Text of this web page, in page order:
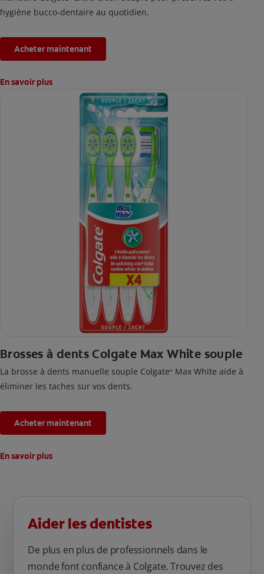
hygiène bucco-dentaire au quotidien.
Acheter maintenant
En savoir plus
Brosses à dents Colgate Max White souple
La brosse à dents manuelle souple Colgate® Max White aide à
éliminer les taches sur vos dents.
Acheter maintenant
En savoir plus
Aider les dentistes
De plus en plus de professionnels dans le
monde font confiance à Colgate. Trouvez des